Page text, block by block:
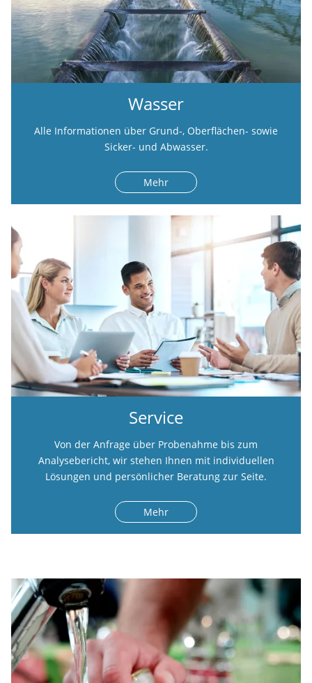
Wasser
Alle Informationen über Grund-, Oberflächen- sowie
Sicker- und Abwasser.
Mehr
Service
Von der Anfrage über Probenahme bis zum
Analysebericht, wir stehen Ihnen mit individuellen
Lösungen und persönlicher Beratung zur Seite.
Mehr